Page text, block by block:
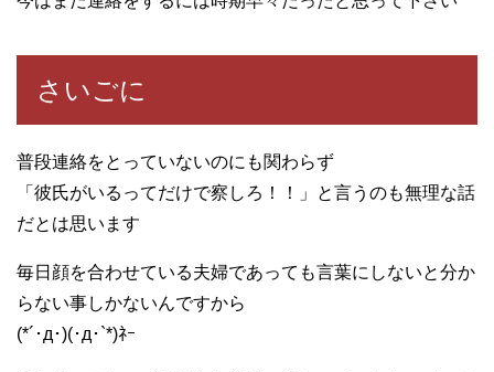
さいごに
普段連絡をとっていないのにも関わらず
「彼氏がいるってだけで察しろ！！」と言うのも無理な話
だとは思います
毎日顔を合わせている夫婦であっても言葉にしないと分か
らない事しかないんですから
(*´･д･)(･д･`*)ﾈｰ